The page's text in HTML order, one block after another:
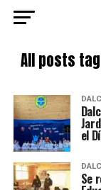
All posts
el
Se